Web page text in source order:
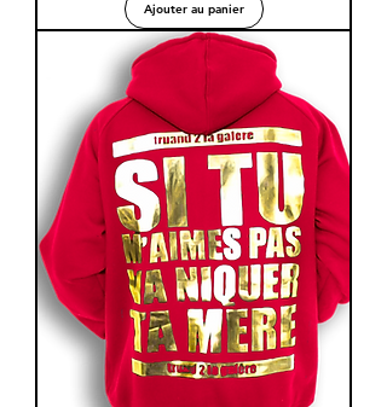
Ajouter au panier